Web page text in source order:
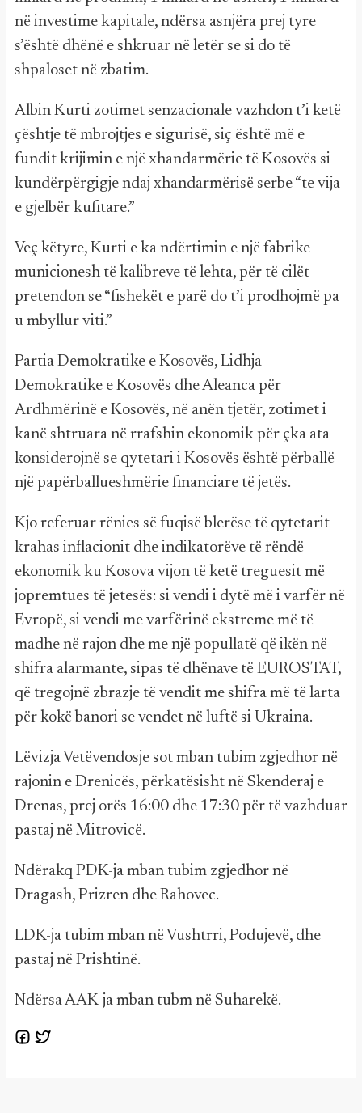
në investime kapitale, ndërsa asnjëra prej tyre
s’është dhënë e shkruar në letër se si do të
shpaloset në zbatim.
Albin Kurti zotimet senzacionale vazhdon t’i ketë
çështje të mbrojtjes e sigurisë, siç është më e
fundit krijimin e një xhandarmërie të Kosovës si
kundërpërgigje ndaj xhandarmërisë serbe “te vija
e gjelbër kufitare.”
Veç këtyre, Kurti e ka ndërtimin e një fabrike
municionesh të kalibreve të lehta, për të cilët
pretendon se “fishekët e parë do t’i prodhojmë pa
u mbyllur viti.”
Partia Demokratike e Kosovës, Lidhja
Demokratike e Kosovës dhe Aleanca për
Ardhmërinë e Kosovës, në anën tjetër, zotimet i
kanë shtruara në rrafshin ekonomik për çka ata
konsiderojnë se qytetari i Kosovës është përballë
një papërballueshmërie financiare të jetës.
Kjo referuar rënies së fuqisë blerëse të qytetarit
krahas inflacionit dhe indikatorëve të rëndë
ekonomik ku Kosova vijon të ketë treguesit më
jopremtues të jetesës: si vendi i dytë më i varfër në
Evropë, si vendi me varfërinë ekstreme më të
madhe në rajon dhe me një popullatë që ikën në
shifra alarmante, sipas të dhënave të EUROSTAT,
që tregojnë zbrazje të vendit me shifra më të larta
për kokë banori se vendet në luftë si Ukraina.
Lëvizja Vetëvendosje sot mban tubim zgjedhor në
rajonin e Drenicës, përkatësisht në Skenderaj e
Drenas, prej orës 16:00 dhe 17:30 për të vazhduar
pastaj në Mitrovicë.
Ndërakq PDK-ja mban tubim zgjedhor në
Dragash, Prizren dhe Rahovec.
LDK-ja tubim mban në Vushtrri, Podujevë, dhe
pastaj në Prishtinë.
Ndërsa AAK-ja mban tubm në Suharekë.